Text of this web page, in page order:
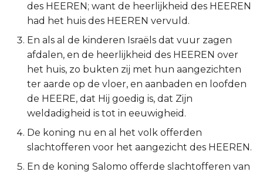
Romeinen
1 Korinthe
2 Korinthe
Galaten
Éfeze
des HEEREN; want de heerlijkheid des HEEREN
had het huis des HEEREN vervuld.
En als al de kinderen Israëls dat vuur zagen
afdalen, en de heerlijkheid des HEEREN over
het huis, zo bukten zij met hun aangezichten
ter aarde op de vloer, en aanbaden en loofden
de HEERE, dat Hij goedig is, dat Zijn
weldadigheid is tot in eeuwigheid.
De koning nu en al het volk offerden
slachtofferen voor het aangezicht des HEEREN.
En de koning Salomo offerde slachtofferen van